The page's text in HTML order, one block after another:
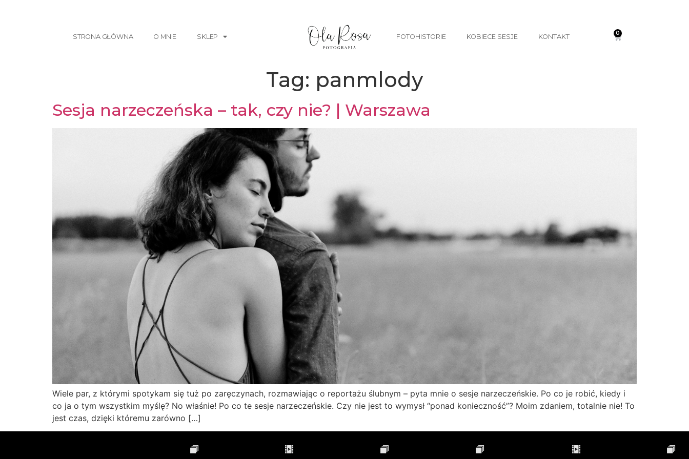
STRONA GŁÓWNA O MNIE SKLEP FOTOHISTORIE KOBIECE SESJE KONTAKT 0
Tag: panmlody
Sesja narzeczeńska – tak, czy nie? | Warszawa
Wiele par, z którymi spotykam się tuż po zaręczynach, rozmawiając o reportażu ślubnym – pyta mnie o sesje narzeczeńskie. Po co je robić, kiedy i
co ja o tym wszystkim myślę? No właśnie! Po co te sesje narzeczeńskie. Czy nie jest to wymysł “ponad konieczność”? Moim zdaniem, totalnie nie! To
jest czas, dzięki któremu zarówno […]